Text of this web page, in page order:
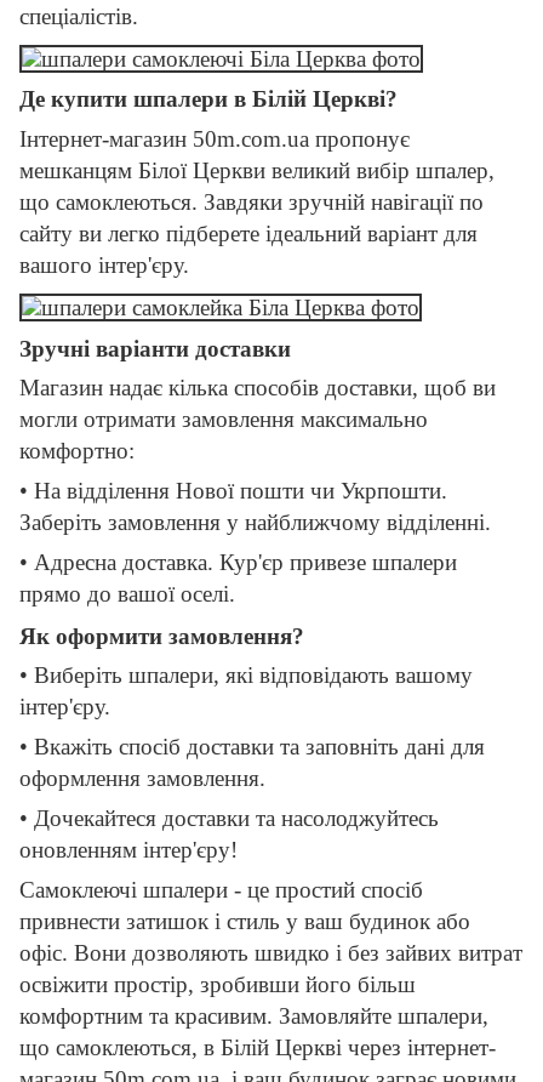
спеціалістів.
Де купити шпалери в Білій Церкві?
Інтернет-магазин 50m.com.ua пропонує
мешканцям Білої Церкви великий вибір шпалер,
що самоклеються. Завдяки зручній навігації по
сайту ви легко підберете ідеальний варіант для
вашого інтер'єру.
Зручні варіанти доставки
Магазин надає кілька способів доставки, щоб ви
могли отримати замовлення максимально
комфортно:
• На відділення Нової пошти чи Укрпошти.
Заберіть замовлення у найближчому відділенні.
• Адресна доставка. Кур'єр привезе шпалери
прямо до вашої оселі.
Як оформити замовлення?
• Виберіть шпалери, які відповідають вашому
інтер'єру.
• Вкажіть спосіб доставки та заповніть дані для
оформлення замовлення.
• Дочекайтеся доставки та насолоджуйтесь
оновленням інтер'єру!
Самоклеючі шпалери - це простий спосіб
привнести затишок і стиль у ваш будинок або
офіс. Вони дозволяють швидко і без зайвих витрат
освіжити простір, зробивши його більш
комфортним та красивим. Замовляйте шпалери,
що самоклеються, в Білій Церкві через інтернет-